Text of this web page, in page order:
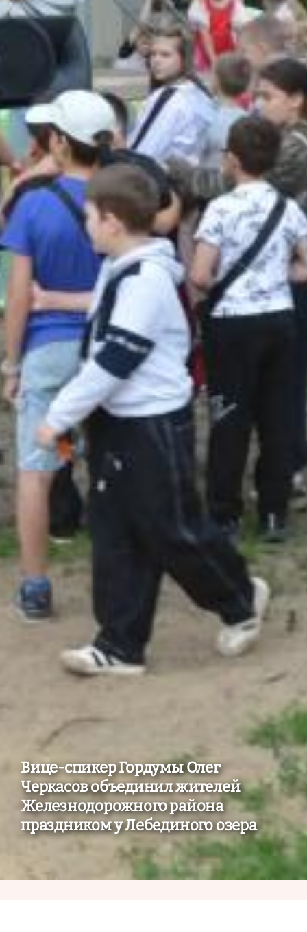
Вице-спикер Гордумы Олег
Черкасов объединил жителей
Железнодорожного района
праздником у Лебединого озера